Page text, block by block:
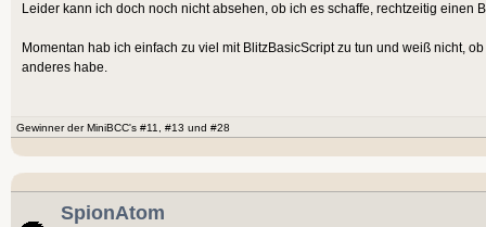
Leider kann ich doch noch nicht absehen, ob ich es schaffe, rechtzeitig einen
Momentan hab ich einfach zu viel mit BlitzBasicScript zu tun und weiß nicht,
anderes habe.
Gewinner der MiniBCC's #11, #13 und #28
SpionAtom